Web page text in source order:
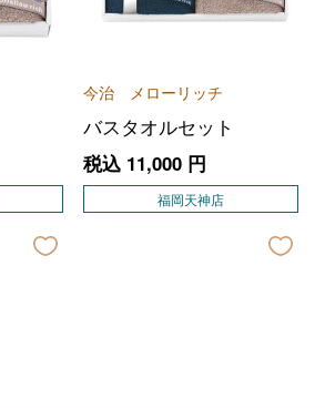
今治 メローリッチ
バスタオルセット
税込 11,000円
福岡天神店
ファッション
ホーム＆インテリア
ベビー＆キッズ
出産内祝い
結婚内祝い
お香典返し
ホワイトデー
父の日
お中元
敬老の日